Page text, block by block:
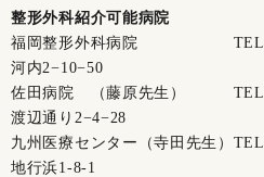
整形外科紹介可能病院
福岡整形外科病院 TEL
河内2−10−50
佐田病院 （藤原先生） TEL
渡辺通り2−4−28
九州医療センター（寺田先生）TEL
地行浜1-8-1